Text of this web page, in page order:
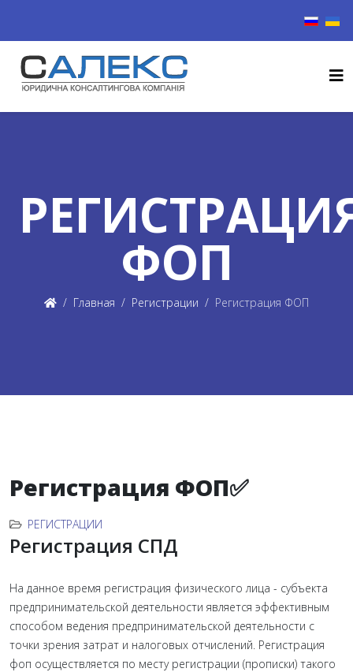
ФОП
Главная Регистрации Регистрация ФОП
Регистрация ФОП✅
РЕГИСТРАЦИИ
Регистрация СПД
На данное время регистрация физического лица - субъекта
предпринимательской деятельности является эффективным
способом ведения предпринимательской деятельности с
точки зрения затрат и налоговых отчислений. Регистрация
фоп осуществляется по месту регистрации (прописки) такого